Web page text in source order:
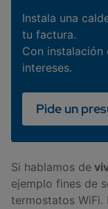
Instala una
tu factura.
Con instalación
intereses.
Pide un
Si hablamos de
ejemplo fines de
termostatos WiFi.